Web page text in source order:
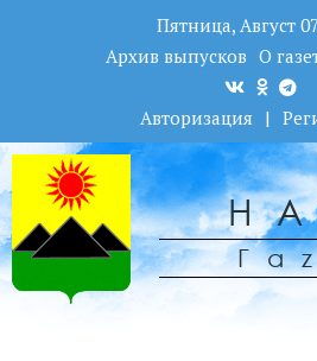
Пятница, Август
Архив выпусков О
Авторизация |